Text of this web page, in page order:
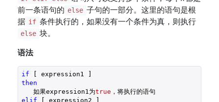
前一条语句的 else 子句的一部分。这里的语句是根
据 if 条件执行的，如果没有一个条件为真，则执行
else 块。
语法
if
then
   如果expression1为
true
elif